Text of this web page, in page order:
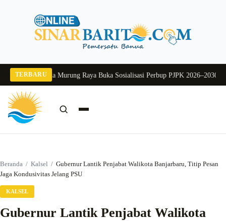
TERBARU
Pj Sekda Murung Raya Buka Sosialisasi Perbup PJPK 2026–2030Dukung
Beranda / Kalsel / Gubernur Lantik Penjabat Walikota Banjarbaru, Titip Pesan
Jaga Kondusivitas Jelang PSU
KALSEL
Gubernur Lantik Penjabat Walikota